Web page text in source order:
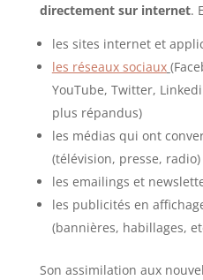
directement sur internet.
les sites internet et
les réseaux sociaux
YouTube, Twitter,
plus répandus)
les médias qui ont
(télévision, presse, radio)
les emailings et
les publicités en
(bannières, habillages,
Son assimilation aux